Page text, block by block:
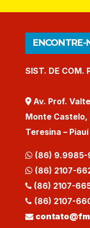
Video
ENCONTRE-
SIST. DE COM.
Av. Prof.
Monte Castelo,
Teresina –
(86) 9.9985-
(86) 2107-
(86) 2107-
(86) 2107-